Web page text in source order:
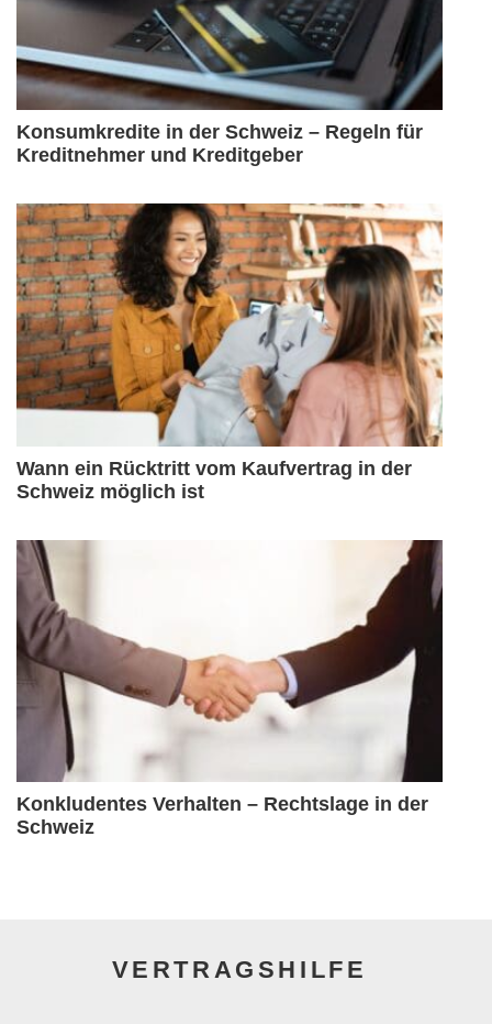
Konsumkredite in der Schweiz – Regeln für
Kreditnehmer und Kreditgeber
Wann ein Rücktritt vom Kaufvertrag in der
Schweiz möglich ist
Konkludentes Verhalten – Rechtslage in der
Schweiz
VERTRAGSHILFE